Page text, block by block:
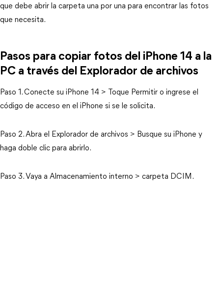
que debe abrir la carpeta una por una para encontrar las fotos
que necesita.
Pasos para copiar fotos del iPhone 14 a la
PC a través del Explorador de archivos
Paso 1. Conecte su iPhone 14 > Toque Permitir o ingrese el
código de acceso en el iPhone si se le solicita.
Paso 2. Abra el Explorador de archivos > Busque su iPhone y
haga doble clic para abrirlo.
Paso 3. Vaya a Almacenamiento interno > carpeta DCIM.